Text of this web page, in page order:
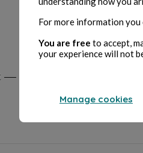
— Fluidité Pc Gaming
For more information you
You are free to accept,
your experience will not
Manage cookies